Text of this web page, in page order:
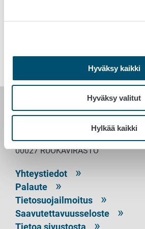
Hyväksy kaikki
Hyväksy valitut
Hylkää kaikki
RUOKAVIRASTO
PL 100
00027 RUOKAVIRASTO
Yhteystiedot
Palaute
Tietosuojailmoitus
Saavutettavuusseloste
Tietoa sivustosta